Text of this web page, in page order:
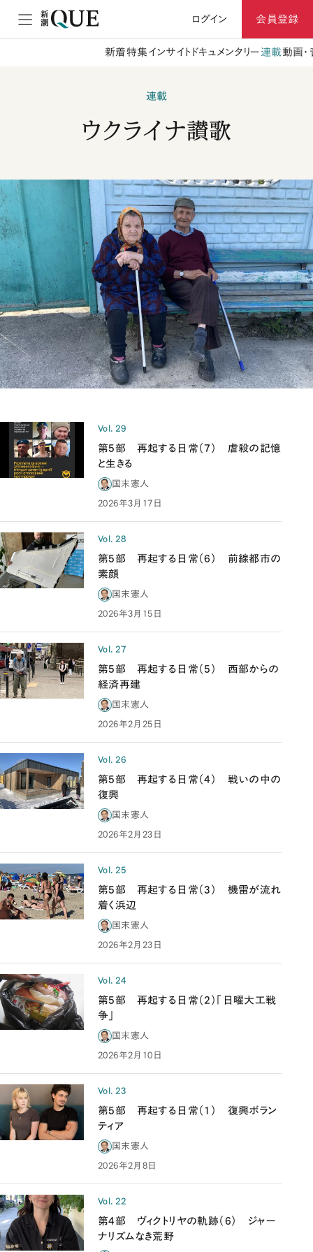
ログイン 会員登録
新着特集 インサイト ドキュメンタリー 連載動画
連載
ウクライナ讃歌
Vol. 29
第5部 再起する日常（7） 虐殺の記憶
と生きる
国末憲人
2026年3月17日
Vol. 28
第5部 再起する日常（6） 前線都市の
素顔
国末憲人
2026年3月15日
Vol. 27
第5部 再起する日常（5） 西部からの
経済再建
国末憲人
2026年2月25日
Vol. 26
第5部 再起する日常（4） 戦いの中の
復興
国末憲人
2026年2月23日
Vol. 25
第5部 再起する日常（3） 機雷が流れ
着く浜辺
国末憲人
2026年2月23日
Vol. 24
第5部 再起する日常（2）「日曜大工戦
争」
国末憲人
2026年2月10日
Vol. 23
第5部 再起する日常（1） 復興ボラン
ティア
国末憲人
2026年2月8日
Vol. 22
第4部 ヴィクトリヤの軌跡（6） ジャー
ナリズムなき荒野